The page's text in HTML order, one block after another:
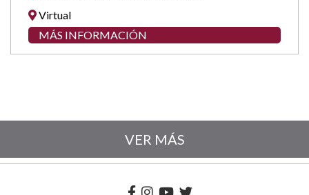
Virtual
MÁS INFORMACIÓN
VER MÁS